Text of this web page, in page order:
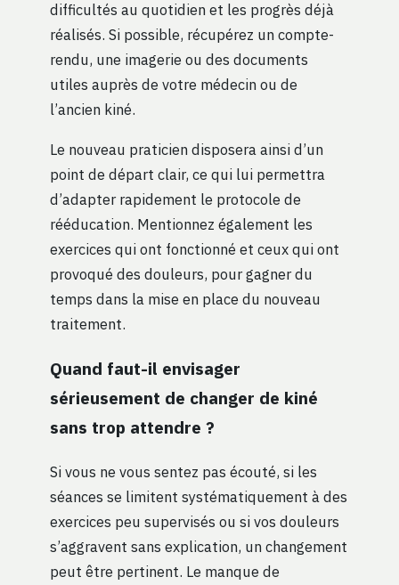
difficultés au quotidien et les progrès déjà
réalisés. Si possible, récupérez un compte-
rendu, une imagerie ou des documents
utiles auprès de votre médecin ou de
l’ancien kiné.
Le nouveau praticien disposera ainsi d’un
point de départ clair, ce qui lui permettra
d’adapter rapidement le protocole de
rééducation. Mentionnez également les
exercices qui ont fonctionné et ceux qui ont
provoqué des douleurs, pour gagner du
temps dans la mise en place du nouveau
traitement.
Quand faut-il envisager
sérieusement de changer de kiné
sans trop attendre ?
Si vous ne vous sentez pas écouté, si les
séances se limitent systématiquement à des
exercices peu supervisés ou si vos douleurs
s’aggravent sans explication, un changement
peut être pertinent. Le manque de